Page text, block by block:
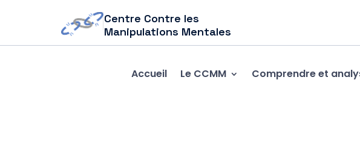
Centre Contre les
Manipulations Mentales
Accueil Le CCMM Comprendre et